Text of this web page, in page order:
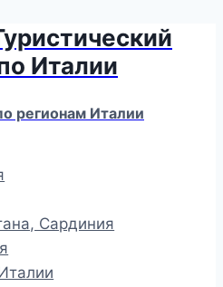
Италии
регионам Италии
Сардиния